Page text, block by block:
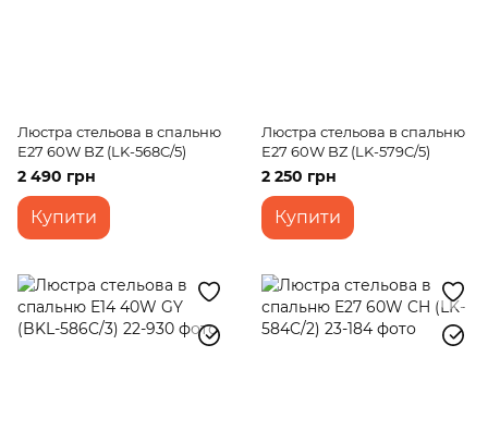
Люстра стельова в спальню
E27 60W BZ (LK-568C/5)
2 490 грн
Купити
Люстра стельова в спальню
E27 60W BZ (LK-579C/5)
2 250 грн
Купити